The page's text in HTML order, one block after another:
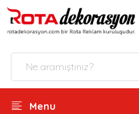
Menu